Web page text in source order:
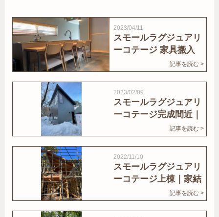
2023/04/11
スモールラグジュアリ
ーコテージ 家具搬入
記事を読む >
2023/02/09
スモールラグジュアリ
ーコテージ完成間近｜
記事を読む >
2022/11/10
スモールラグジュアリ
ーコテージ上棟｜家結
記事を読む >